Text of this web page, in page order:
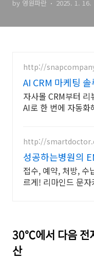
by 영원파란 2025. 1. 16.
http://
AI CRM 마케팅
자사몰 CRM부터
AI로 한 번에 자동화
http://
성공하는병원의
마트닥터
접수, 예약, 처방, 수
르게! 리마인드 문
30℃에서 다음 전
산